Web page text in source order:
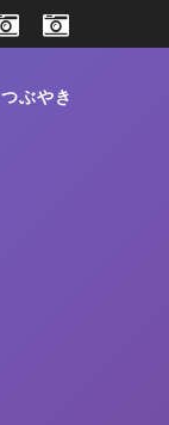
つぶやき